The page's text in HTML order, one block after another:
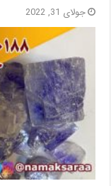
جولای 31, 2022